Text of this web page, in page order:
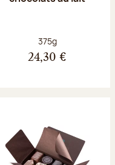
Poids net :
375g
24,30 €